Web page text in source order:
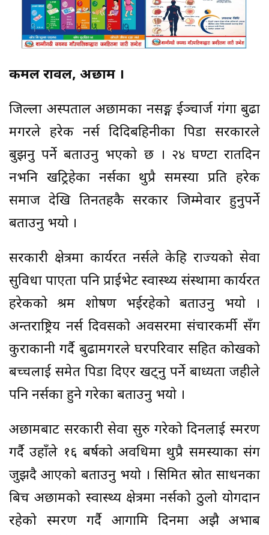
कमल रावल, अछाम ।
जिल्ला अस्पताल अछामका नर्सिङ्ग ईञ्चार्ज गंगा बुढा
मगरले हरेक नर्स दिदिबहिनीका पिडा सरकारले
बुझनु पर्ने बताउनु भएको छ । २४ घण्टा रातदिन
नभनि खट्रिहेका नर्सका थुप्रै समस्या प्रति हरेक
समाज देखि तिनतहकै सरकार जिम्मेवार हुनुपर्ने
बताउनु भयो ।
सरकारी क्षेत्रमा कार्यरत नर्सले केहि राज्यको सेवा
सुविधा पाएता पनि प्राईभेट स्वास्थ्य संस्थामा कार्यरत
हरेकको श्रम शोषण भईरहेको बताउनु भयो ।
अन्तराष्ट्रिय नर्स दिवसको अवसरमा संचारकर्मी सँग
कुराकानी गर्दै बुढामगरले घरपरिवार सहित कोखको
बच्चलाई समेत पिडा दिएर खट्नु पर्ने बाध्यता जहीले
पनि नर्सका हुने गरेका बताउनु भयो ।
अछामबाट सरकारी सेवा सुरु गरेको दिनलाई स्मरण
गर्दै उहाँले १६ बर्षको अवधिमा थुप्रै समस्याका संग
जुझदै आएको बताउनु भयो । सिमित स्रोत साधनका
बिच अछामको स्वास्थ्य क्षेत्रमा नर्सको ठुलो योगदान
रहेको स्मरण गर्दै आगामि दिनमा अझै अभाब